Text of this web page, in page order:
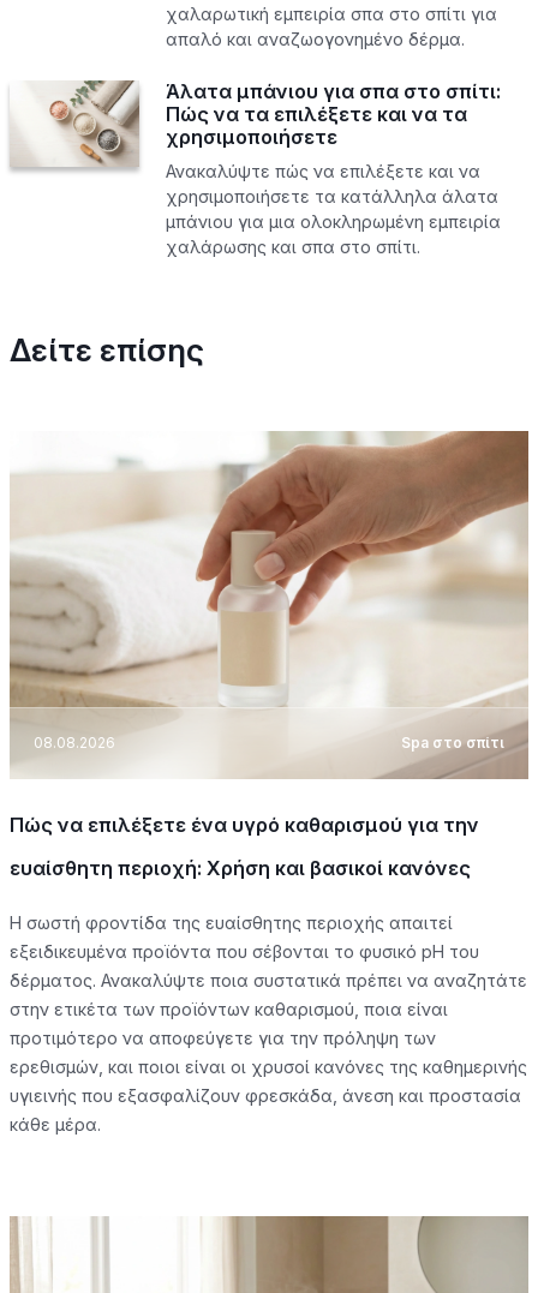
χαλαρωτική εμπειρία σπα στο σπίτι για
απαλό και αναζωογονημένο δέρμα.
Άλατα μπάνιου για σπα στο σπίτι:
Πώς να τα επιλέξετε και να τα
χρησιμοποιήσετε
Ανακαλύψτε πώς να επιλέξετε και να
χρησιμοποιήσετε τα κατάλληλα άλατα
μπάνιου για μια ολοκληρωμένη εμπειρία
χαλάρωσης και σπα στο σπίτι.
Δείτε επίσης
08.08.2026 Spa στο σπίτι
Πώς να επιλέξετε ένα υγρό καθαρισμού για την
ευαίσθητη περιοχή: Χρήση και βασικοί κανόνες
Η σωστή φροντίδα της ευαίσθητης περιοχής απαιτεί
εξειδικευμένα προϊόντα που σέβονται το φυσικό pH του
δέρματος. Ανακαλύψτε ποια συστατικά πρέπει να αναζητάτε
στην ετικέτα των προϊόντων καθαρισμού, ποια είναι
προτιμότερο να αποφεύγετε για την πρόληψη των
ερεθισμών, και ποιοι είναι οι χρυσοί κανόνες της καθημερινής
υγιεινής που εξασφαλίζουν φρεσκάδα, άνεση και προστασία
κάθε μέρα.